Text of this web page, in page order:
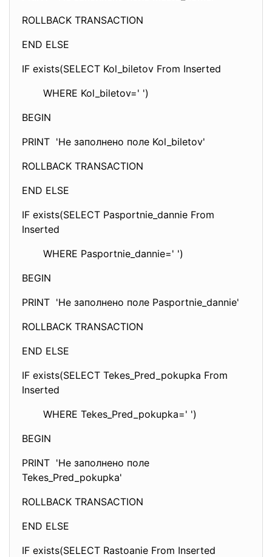
ROLLBACK TRANSACTION
END ELSE
IF exists(SELECT Kol_biletov From Inserted
WHERE Kol_biletov=' ')
BEGIN
PRINT 'Не заполнено поле Kol_biletov'
ROLLBACK TRANSACTION
END ELSE
IF exists(SELECT Pasportnie_dannie From
Inserted
WHERE Pasportnie_dannie=' ')
BEGIN
PRINT 'Не заполнено поле Pasportnie_dannie'
ROLLBACK TRANSACTION
END ELSE
IF exists(SELECT Tekes_Pred_pokupka From
Inserted
WHERE Tekes_Pred_pokupka=' ')
BEGIN
PRINT 'Не заполнено поле
Tekes_Pred_pokupka'
ROLLBACK TRANSACTION
END ELSE
IF exists(SELECT Rastoanie From Inserted